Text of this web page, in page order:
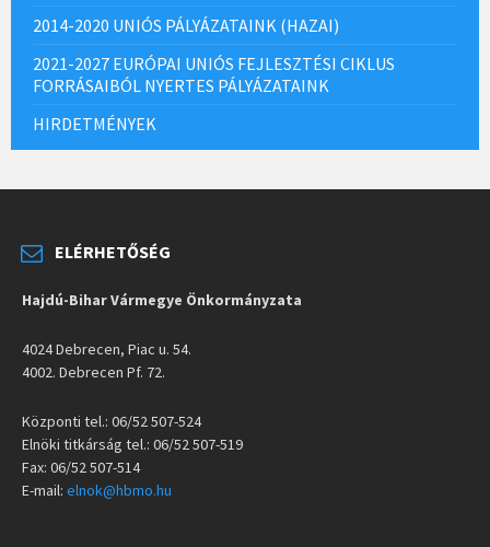
2014-2020 UNIÓS PÁLYÁZATAINK (HAZAI)
2021-2027 EURÓPAI UNIÓS FEJLESZTÉSI CIKLUS
FORRÁSAIBÓL NYERTES PÁLYÁZATAINK
HIRDETMÉNYEK
ELÉRHETŐSÉG
Hajdú-Bihar Vármegye Önkormányzata
4024 Debrecen, Piac u. 54.
4002. Debrecen Pf. 72.
Központi tel.: 06/52 507-524
Elnöki titkárság tel.: 06/52 507-519
Fax: 06/52 507-514
E-mail: elnok@hbmo.hu